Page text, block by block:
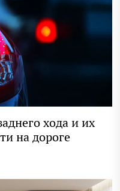
хода и их
на дороге